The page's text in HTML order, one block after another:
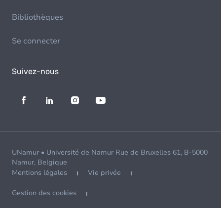
Bibliothèques
Se connecter
Suivez-nous
UNamur • Université de Namur Rue de Bruxelles 61, B-5000
Namur, Belgique
Mentions légales
Vie privée
Gestion des cookies